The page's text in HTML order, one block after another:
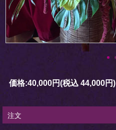
価格:40,000円(税込 44,000円)
注文